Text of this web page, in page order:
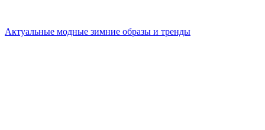
Актуальные модные зимние образы и тренды